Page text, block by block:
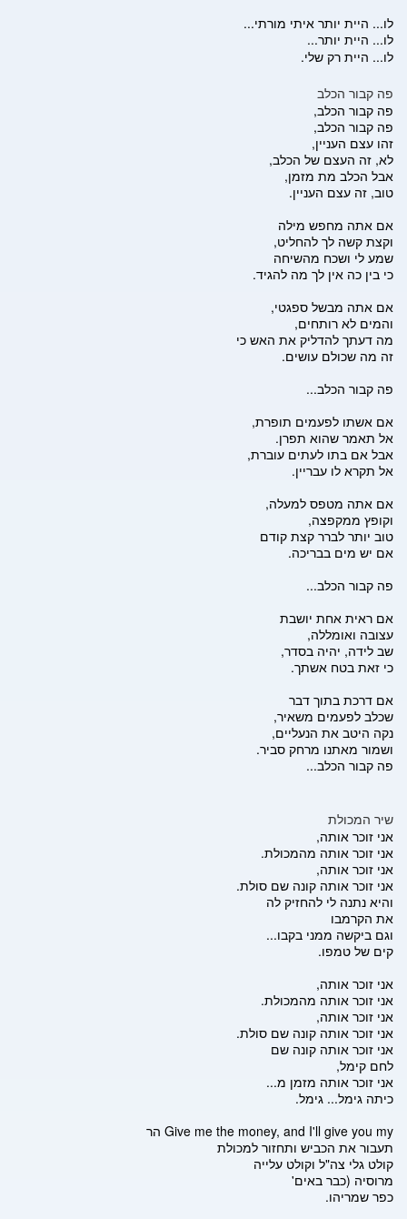
לו... היית יותר איתי מורתי...
לו... היית יותר...
לו... היית רק שלי.
פה קבור הכלב
פה קבור הכלב,
פה קבור הכלב,
זהו עצם העניין,
לא, זה העצם של הכלב,
אבל הכלב מת מזמן,
טוב, זה עצם העניין.
אם אתה מחפש מילה
וקצת קשה לך להחליט,
שמע לי ושכח מהשיחה
כי בין כה אין לך מה להגיד.
אם אתה מבשל ספגטי,
והמים לא רותחים,
מה דעתך להדליק את האש כי
זה מה שכולם עושים.
פה קבור הכלב...
אם אשתו לפעמים תופרת,
אל תאמר שהוא תפרן.
אבל אם בתו לעתים עוברת,
אל תקרא לו עבריין.
אם אתה מטפס למעלה,
וקופץ ממקפצה,
טוב יותר לברר קצת קודם
אם יש מים בבריכה.
פה קבור הכלב...
אם ראית אחת יושבת
עצובה ואומללה,
שב לידה, יהיה בסדר,
כי זאת בטח אשתך.
אם דרכת בתוך דבר
שכלב לפעמים משאיר,
נקה היטב את הנעליים,
ושמור מאתנו מרחק סביר.
פה קבור הכלב...
שיר המכולת
אני זוכר אותה,
אני זוכר אותה מהמכולת.
אני זוכר אותה,
אני זוכר אותה קונה שם סולת.
והיא נתנה לי להחזיק לה
את הקרמבו
וגם ביקשה ממני בקבו...
קים של טמפו.
אני זוכר אותה,
אני זוכר אותה מהמכולת.
אני זוכר אותה,
אני זוכר אותה קונה שם סולת.
אני זוכר אותה קונה שם
לחם קימל,
אני זוכר אותה מזמן מ...
כיתה גימל... גימל.
Give me the money, and I'll give you my הר
תעבור את הכביש ותחזור למכולת
קולט גלי צה"ל וקולט עלייה
מרוסיה (כבר באים'
כפר שמריהו.